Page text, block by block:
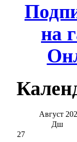
на
Август
Дш
27